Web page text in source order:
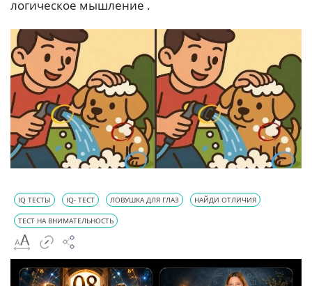
логическое мышление .
IQ ТЕСТЫ IQ- ТЕСТ ЛОВУШКА ДЛЯ ГЛАЗ НАЙДИ ОТЛИЧИЯ
ТЕСТ НА ВНИМАТЕЛЬНОСТЬ